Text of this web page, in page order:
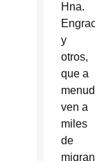
Hna.
Engracia
y
otros,
que a
menudo
ven a
miles
de
migrantes